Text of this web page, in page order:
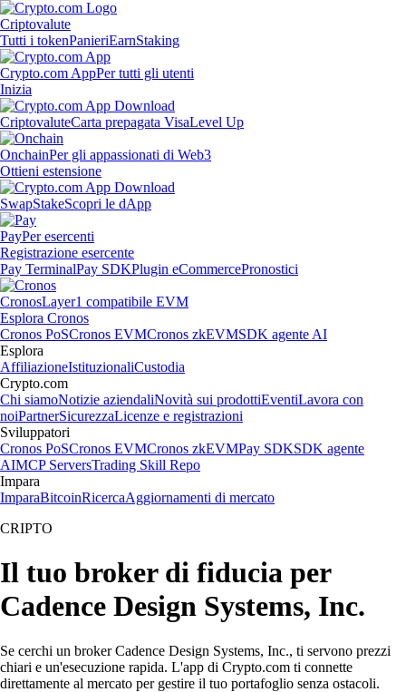
Criptovalute
Tutti i tokenPanieriEarnStaking
Crypto.com AppPer tutti gli utenti
Inizia
CriptovaluteCarta prepagata VisaLevel Up
OnchainPer gli appassionati di Web3
Ottieni estensione
SwapStakeScopri le dApp
PayPer esercenti
Registrazione esercente
Pay TerminalPay SDKPlugin eCommercePronostici
CronosLayer1 compatibile EVM
Esplora Cronos
Cronos PoSCronos EVMCronos zkEVMSDK agente AI
Esplora
AffiliazioneIstituzionaliCustodia
Crypto.com
Chi siamoNotizie aziendaliNovità sui prodottiEventiLavora con
noiPartnerSicurezzaLicenze e registrazioni
Sviluppatori
Cronos PoSCronos EVMCronos zkEVMPay SDKSDK agente
AIMCP ServersTrading Skill Repo
Impara
ImparaBitcoinRicercaAggiornamenti di mercato
CRIPTO
Il tuo broker di fiducia per
Cadence Design Systems, Inc.
Se cerchi un broker Cadence Design Systems, Inc., ti servono prezzi
chiari e un'esecuzione rapida. L'app di Crypto.com ti connette
direttamente al mercato per gestire il tuo portafoglio senza ostacoli.